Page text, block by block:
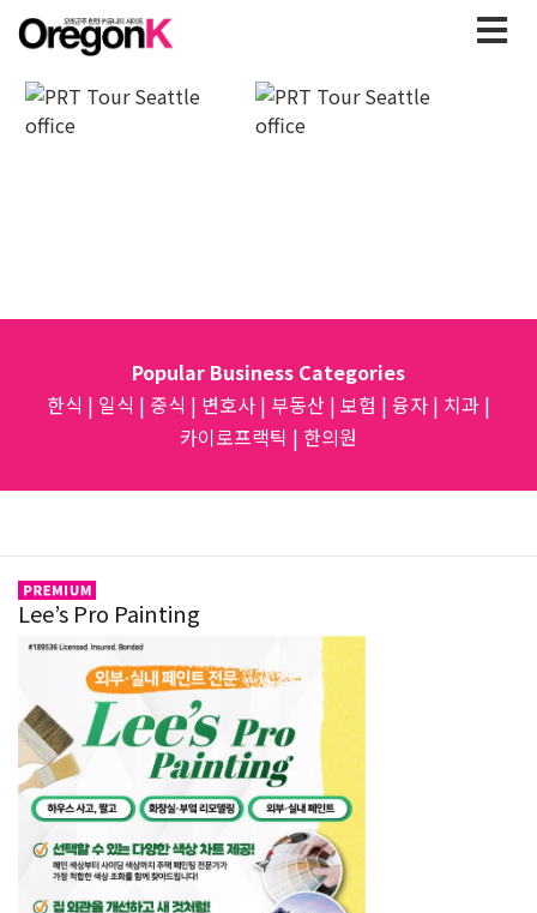
Popular Business Categories
한식 | 일식 | 중식 | 변호사 | 부동산 | 보험 | 융자 | 치과 |
카이로프랙틱 | 한의원
Lee’s Pro Painting